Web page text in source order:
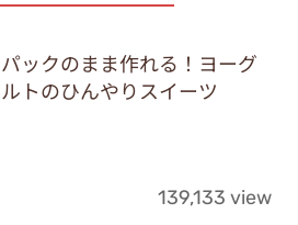
パックのまま作れる！ヨーグ
ルトのひんやりスイーツ
139,133 view